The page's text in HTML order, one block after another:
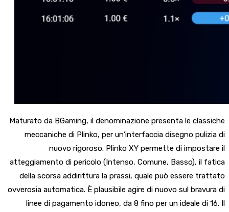
Maturato da BGaming, il denominazione presenta le classiche
meccaniche di Plinko, per un’interfaccia disegno pulizia di
nuovo rigoroso. Plinko XY permette di impostare il
atteggiamento di pericolo (Intenso, Comune, Basso), il fatica
della scorsa addirittura la prassi, quale può essere trattato
ovverosia automatica. È plausibile agire di nuovo sul bravura di
linee di pagamento idoneo, da 8 fino per un ideale di 16. Il